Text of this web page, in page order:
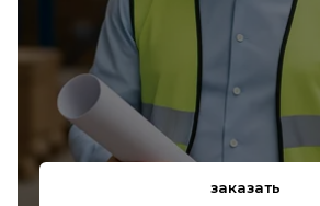
заказать